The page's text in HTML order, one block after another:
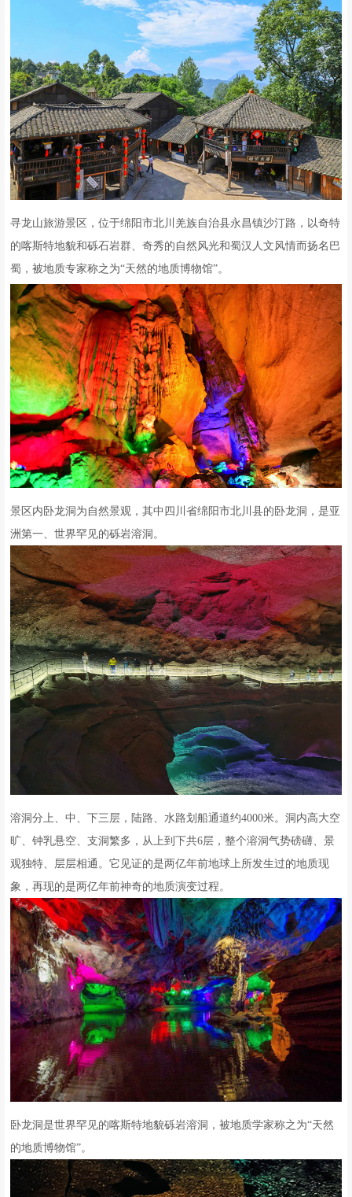
寻龙山旅游景区，位于绵阳市北川羌族自治县永昌镇沙汀路，以奇特
的喀斯特地貌和砾石岩群、奇秀的自然风光和蜀汉人文风情而扬名巴
蜀，被地质专家称之为“天然的地质博物馆”。
景区内卧龙洞为自然景观，其中四川省绵阳市北川县的卧龙洞，是亚
洲第一、世界罕见的砾岩溶洞。
溶洞分上、中、下三层，陆路、水路划船通道约4000米。洞内高大空
旷、钟乳悬空、支洞繁多，从上到下共6层，整个溶洞气势磅礴、景
观独特、层层相通。它见证的是两亿年前地球上所发生过的地质现
象，再现的是两亿年前神奇的地质演变过程。
卧龙洞是世界罕见的喀斯特地貌砾岩溶洞，被地质学家称之为“天然
的地质博物馆”。